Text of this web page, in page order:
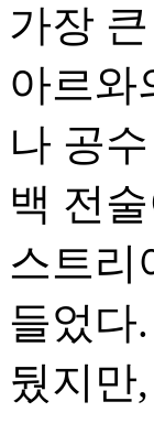
가장
아르와
나 공
백 전
스트리
들었다
뒀지만